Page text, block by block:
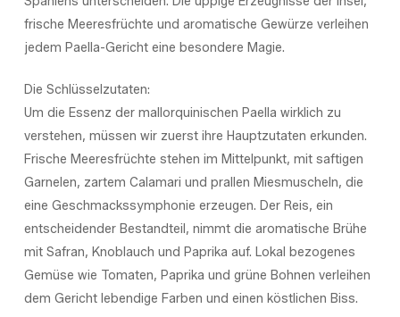
frische Meeresfrüchte und aromatische Gewürze verleihen
jedem Paella-Gericht eine besondere Magie.
Die Schlüsselzutaten:
Um die Essenz der mallorquinischen Paella wirklich zu
verstehen, müssen wir zuerst ihre Hauptzutaten erkunden.
Frische Meeresfrüchte stehen im Mittelpunkt, mit saftigen
Garnelen, zartem Calamari und prallen Miesmuscheln, die
eine Geschmackssymphonie erzeugen. Der Reis, ein
entscheidender Bestandteil, nimmt die aromatische Brühe
mit Safran, Knoblauch und Paprika auf. Lokal bezogenes
Gemüse wie Tomaten, Paprika und grüne Bohnen verleihen
dem Gericht lebendige Farben und einen köstlichen Biss.